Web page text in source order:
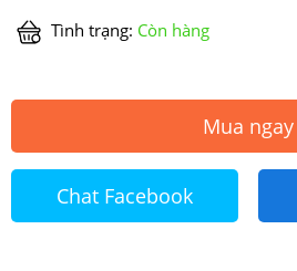
Tình trạng: Còn hàng
Mua ngay
Chat Facebook